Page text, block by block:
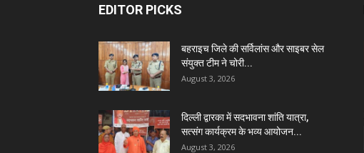
EDITOR PICKS
बहराइच जिले की सर्विलांस और साइबर सेल
संयुक्त टीम ने चोरी...
August 3, 2026
दिल्ली द्वारका में सदभावना शांति यात्रा,
सत्संग कार्यक्रम के भव्य आयोजन...
August 3, 2026